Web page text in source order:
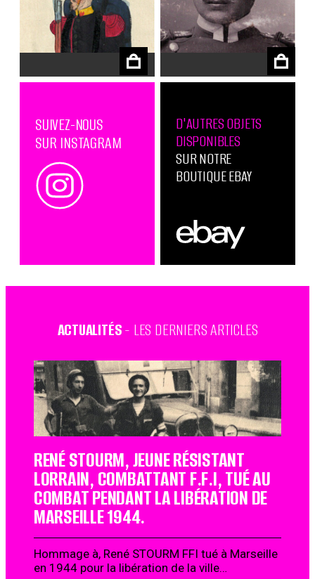
€ €
SUIVEZ-NOUS
SUR INSTAGRAM
D'AUTRES OBJETS
DISPONIBLES
SUR NOTRE
BOUTIQUE EBAY
ACTUALITÉS- LES DERNIERS ARTICLES
RENÉ STOURM, JEUNE RÉSISTANT
LORRAIN, COMBATTANT F.F.I, TUÉ AU
COMBAT PENDANT LA LIBÉRATION DE
MARSEILLE 1944.
Hommage à, René STOURM FFI tué à Marseille
en 1944 pour la libération de la ville…